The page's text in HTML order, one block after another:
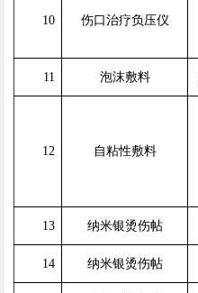
10 伤口治疗负压仪
11 泡沫敷料
12 自粘性敷料
13 纳米银烫伤帖
14 纳米银烫伤帖